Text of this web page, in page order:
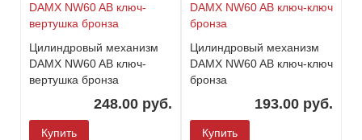
Цилиндровый механизм
DAMX NW60 AB ключ-
вертушка бронза
248.00 руб.
Купить
Цилиндровый механизм
DAMX NW60 AB ключ-ключ
бронза
193.00 руб.
Купить